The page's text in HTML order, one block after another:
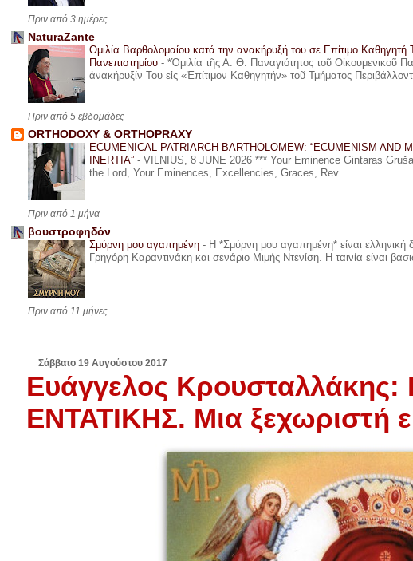
Πριν από 3 ημέρες
NaturaZante
Ομιλία Βαρθολομαίου κατά την ανακήρυξή του σε Επίτιμο Καθηγητή
Πανεπιστημίου - *Ὁμιλία τῆς Α. Θ. Παναγιότητος τοῦ Οἰκουμενικοῦ
ἀνακήρυξίν Του εἰς «Ἐπίτιμον Καθηγητήν» τοῦ Τμήματος
Πριν από 5 εβδομάδες
ORTHODOXY & ORTHOPRAXY
ECUMENICAL PATRIARCH BARTHOLOMEW: “ECUMENISM AND
INERTIA” - VILNIUS, 8 JUNE 2026 *** Your Eminence Gintaras
the Lord, Your Eminences, Excellencies, Graces, Rev...
Πριν από 1 μήνα
βουστροφηδόν
Σμύρνη μου αγαπημένη - Η *Σμύρνη μου αγαπημένη* είναι ελληνική
Γρηγόρη Καραντινάκη και σενάριο Μιμής Ντενίση. Η ταινία είναι
Πριν από 11 μήνες
Σάββατο 19 Αυγούστου 2017
Ευάγγελος
ΕΝΤΑΤΙΚΗΣ. Μια ξεχωριστή